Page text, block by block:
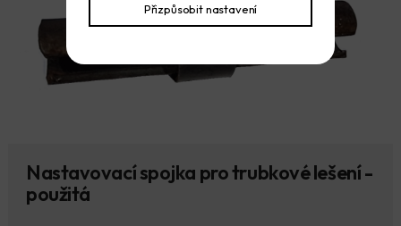
Nastavovací spojka pro trubkové lešení -
použitá
Přizpůsobit nastavení